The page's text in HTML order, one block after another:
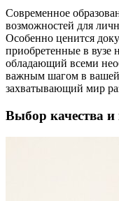
Современное
возможностей для
Особенно ценится
приобретенные в вузе
обладающий всеми
важным шагом в вашей
захватывающий мир
Выбор качества и